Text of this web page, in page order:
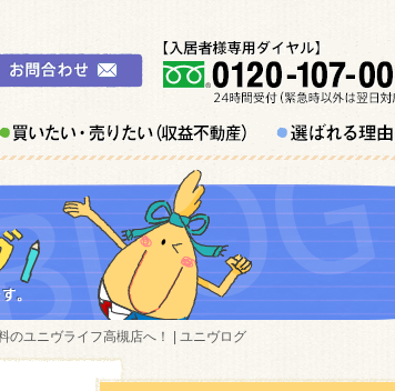
のユニヴライフ高槻店へ！ | ユニヴログ